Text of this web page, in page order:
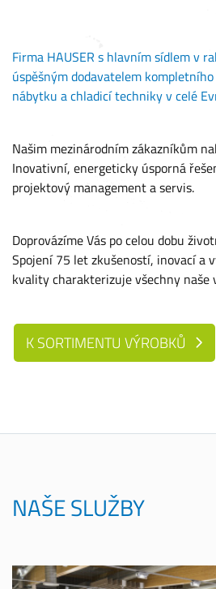
Firma HAUSER s hlavním sídlem v
úspěšným dodavatelem
nábytku a chladicí techniky v celé
Našim mezinárodním zákazníkům
Inovativní, energeticky úsporná
projektový management a servis.
Doprovázíme Vás po celou dobu
Spojení 75 let zkušeností, inovací a
kvality charakterizuje všechny naše
K SORTIMENTU VÝROBKŮ
NAŠE SLUŽBY